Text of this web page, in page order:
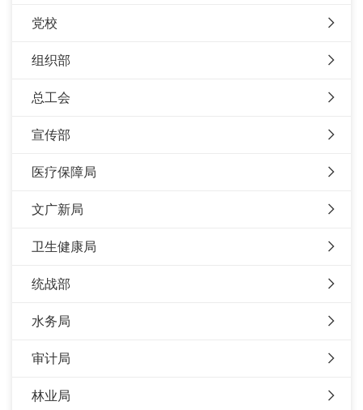
党校
组织部
总工会
宣传部
医疗保障局
文广新局
卫生健康局
统战部
水务局
审计局
林业局